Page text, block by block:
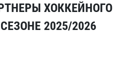
ХОККЕЙНОГО
2025/2026